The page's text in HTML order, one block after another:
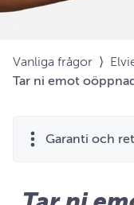
Vanliga frågor ⟩
Tar ni emot
Garanti och